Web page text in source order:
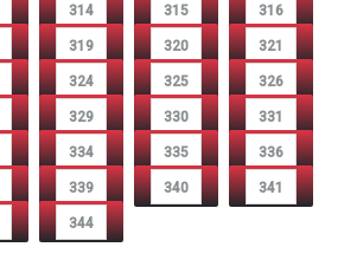
314 315 316
319 320 321
324 325 326
329 330 331
334 335 336
339 340 341
344